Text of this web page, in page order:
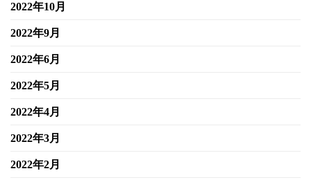
2022年10月
2022年9月
2022年6月
2022年5月
2022年4月
2022年3月
2022年2月